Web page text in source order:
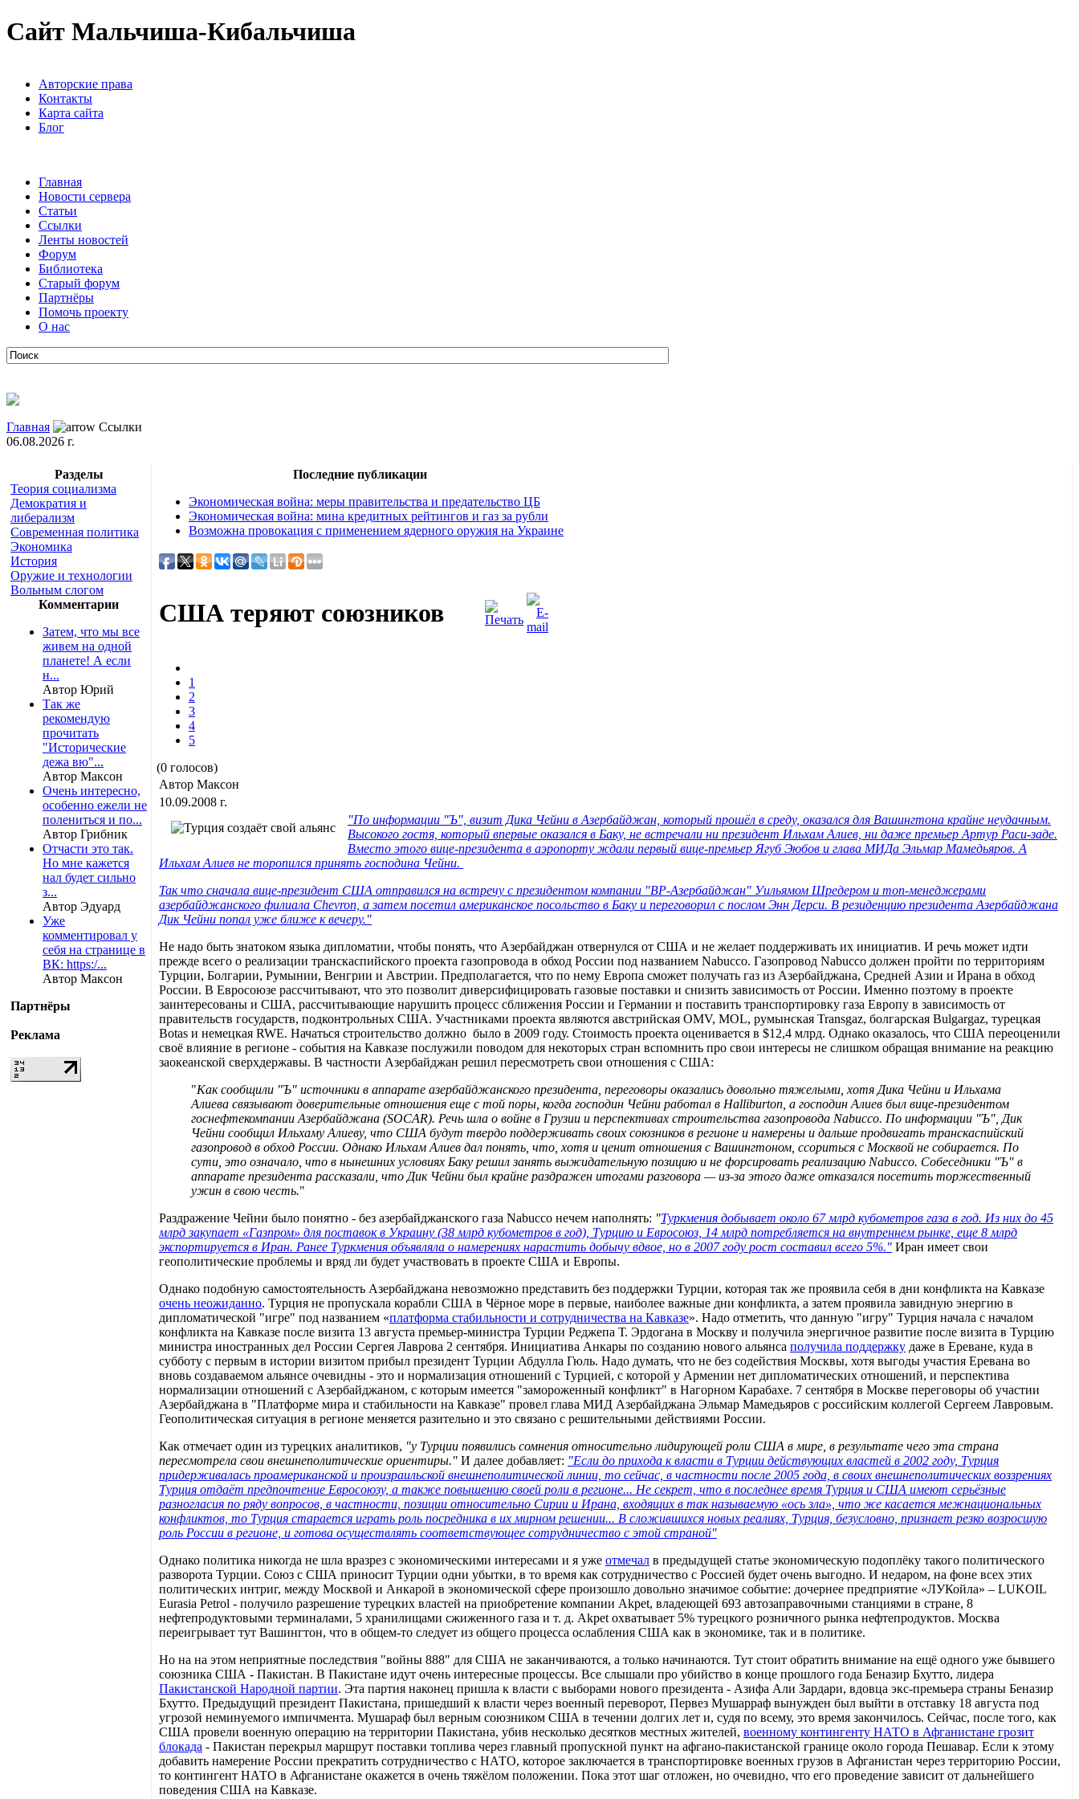
Сайт Мальчиша-Кибальчиша
Авторские права
Контакты
Карта сайта
Блог
Главная
Новости сервера
Статьи
Ссылки
Ленты новостей
Форум
Библиотека
Старый форум
Партнёры
Помочь проекту
О нас
Главная
Ссылки
06.08.2026 г.
Разделы
Теория социализма
Демократия и
либерализм
Современная политика
Экономика
История
Оружие и технологии
Вольным слогом
Комментарии
Затем, что мы все
живем на одной
планете! А если
н...
Автор Юрий
Так же
рекомендую
прочитать
"Исторические
дежа вю"...
Автор Максон
Очень интересно,
особенно ежели не
полениться и по...
Автор Грибник
Отчасти это так.
Но мне кажется
нал будет сильно
з...
Автор Эдуард
Уже
комментировал у
себя на странице в
ВК: https:/...
Автор Максон
Партнёры
Реклама
Последние публикации
Экономическая война: меры правительства и предательство ЦБ
Экономическая война: мина кредитных рейтингов и газ за рубли
Возможна провокация с применением ядерного оружия на Украине
США теряют союзников
1
2
3
4
5
(0 голосов)
Автор Максон
10.09.2008 г.
"По информации "Ъ", визит Дика Чейни в Азербайджан, который прошёл в среду, оказался для Вашингтона крайне неудачным.
Высокого гостя, который впервые оказался в Баку, не встречали ни президент Ильхам Алиев, ни даже премьер Артур Раси-заде.
Вместо этого вице-президента в аэропорту ждали первый вице-премьер Ягуб Эюбов и глава МИДа Эльмар Мамедьяров. А
Ильхам Алиев не торопился принять господина Чейни.
Так что сначала вице-президент США отправился на встречу с президентом компании "BP-Азербайджан" Уильямом Шредером и топ-менеджерами
азербайджанского филиала Chevron, а затем посетил американское посольство в Баку и переговорил с послом Энн Дерси. В резиденцию президента Азербайджана
Дик Чейни попал уже ближе к вечеру."
Не надо быть знатоком языка дипломатии, чтобы понять, что Азербайджан отвернулся от США и не желает поддерживать их инициатив. И речь может идти
прежде всего о реализации транскаспийского проекта газопровода в обход России под названием Nabucco. Газопровод Nabucco должен пройти по территориям
Турции, Болгарии, Румынии, Венгрии и Австрии. Предполагается, что по нему Европа сможет получать газ из Азербайджана, Средней Азии и Ирана в обход
России. В Евросоюзе рассчитывают, что это позволит диверсифицировать газовые поставки и снизить зависимость от России. Именно поэтому в проекте
заинтересованы и США, рассчитывающие нарушить процесс сближения России и Германии и поставить транспортировку газа Европу в зависимость от
правительств государств, подконтрольных США. Участниками проекта являются австрийская OMV, MOL, румынская Transgaz, болгарская Bulgargaz, турецкая
Botas и немецкая RWE. Начаться строительство должно было в 2009 году. Стоимость проекта оценивается в $12,4 млрд. Однако оказалось, что США переоценили
своё влияние в регионе - события на Кавказе послужили поводом для некоторых стран вспомнить про свои интересы не слишком обращая внимание на реакцию
заокеанской сверхдержавы. В частности Азербайджан решил пересмотреть свои отношения с США:
"Как сообщили "Ъ" источники в аппарате азербайджанского президента, переговоры оказались довольно тяжелыми, хотя Дика Чейни и Ильхама
Алиева связывают доверительные отношения еще с той поры, когда господин Чейни работал в Halliburton, а господин Алиев был вице-президентом
госнефтекомпании Азербайджана (SOCAR). Речь шла о войне в Грузии и перспективах строительства газопровода Nabucco. По информации "Ъ", Дик
Чейни сообщил Ильхаму Алиеву, что США будут твердо поддерживать своих союзников в регионе и намерены и дальше продвигать транскаспийский
газопровод в обход России. Однако Ильхам Алиев дал понять, что, хотя и ценит отношения с Вашингтоном, ссориться с Москвой не собирается. По
сути, это означало, что в нынешних условиях Баку решил занять выжидательную позицию и не форсировать реализацию Nabucco. Собеседники "Ъ" в
аппарате президента рассказали, что Дик Чейни был крайне раздражен итогами разговора — из-за этого даже отказался посетить торжественный
ужин в свою честь."
Раздражение Чейни было понятно - без азербайджанского газа Nabucco нечем наполнять: "Туркмения добывает около 67 млрд кубометров газа в год. Из них до 45
млрд закупает «Газпром» для поставок в Украину (38 млрд кубометров в год), Турцию и Евросоюз, 14 млрд потребляется на внутреннем рынке, еще 8 млрд
экспортируется в Иран. Ранее Туркмения объявляла о намерениях нарастить добычу вдвое, но в 2007 году рост составил всего 5%." Иран имеет свои
геополитические проблемы и вряд ли будет участвовать в проекте США и Европы.
Однако подобную самостоятельность Азербайджана невозможно представить без поддержки Турции, которая так же проявила себя в дни конфликта на Кавказе
очень неожиданно. Турция не пропускала корабли США в Чёрное море в первые, наиболее важные дни конфликта, а затем проявила завидную энергию в
дипломатической "игре" под названием «платформа стабильности и сотрудничества на Кавказе». Надо отметить, что данную "игру" Турция начала с началом
конфликта на Кавказе после визита 13 августа премьер-министра Турции Реджепа Т. Эрдогана в Москву и получила энергичное развитие после визита в Турцию
министра иностранных дел России Сергея Лаврова 2 сентября. Инициатива Анкары по созданию нового альянса получила поддержку даже в Ереване, куда в
субботу с первым в истории визитом прибыл президент Турции Абдулла Гюль. Надо думать, что не без содействия Москвы, хотя выгоды участия Еревана во
вновь создаваемом альянсе очевидны - это и нормализация отношений с Турцией, с которой у Армении нет дипломатических отношений, и перспектива
нормализации отношений с Азербайджаном, с которым имеется "замороженный конфликт" в Нагорном Карабахе. 7 сентября в Москве переговоры об участии
Азербайджана в "Платформе мира и стабильности на Кавказе" провел глава МИД Азербайджана Эльмар Мамедьяров с российским коллегой Сергеем Лавровым.
Геополитическая ситуация в регионе меняется разительно и это связано с решительными действиями России.
Как отмечает один из турецких аналитиков, "у Турции появились сомнения относительно лидирующей роли США в мире, в результате чего эта страна
пересмотрела свои внешнеполитические ориентиры." И далее добавляет: "Если до прихода к власти в Турции действующих властей в 2002 году, Турция
придерживалась проамериканской и произраильской внешнеполитической линии, то сейчас, в частности после 2005 года, в своих внешнеполитических воззрениях
Турция отдаёт предпочтение Евросоюзу, а также повышению своей роли в регионе... Не секрет, что в последнее время Турция и США имеют серьёзные
разногласия по ряду вопросов, в частности, позиции относительно Сирии и Ирана, входящих в так называемую «ось зла», что же касается межнациональных
конфликтов, то Турция старается играть роль посредника в их мирном решении... В сложившихся новых реалиях, Турция, безусловно, признает резко возросшую
роль России в регионе, и готова осуществлять соответствующее сотрудничество с этой страной"
Однако политика никогда не шла вразрез с экономическими интересами и я уже отмечал в предыдущей статье экономическую подоплёку такого политического
разворота Турции. Союз с США приносит Турции одни убытки, в то время как сотрудничество с Россией будет очень выгодно. И недаром, на фоне всех этих
политических интриг, между Москвой и Анкарой в экономической сфере произошло довольно значимое событие: дочернее предприятие «ЛУКойла» – LUKOIL
Eurasia Petrol - получило разрешение турецких властей на приобретение компании Akpet, владеющей 693 автозаправочными станциями в стране, 8
нефтепродуктовыми терминалами, 5 хранилищами сжиженного газа и т. д. Akpet охватывает 5% турецкого розничного рынка нефтепродуктов. Москва
переигрывает тут Вашингтон, что в общем-то следует из общего процесса ослабления США как в экономике, так и в политике.
Но на на этом неприятные последствия "войны 888" для США не заканчиваются, а только начинаются. Тут стоит обратить внимание на ещё одного уже бывшего
союзника США - Пакистан. В Пакистане идут очень интересные процессы. Все слышали про убийство в конце прошлого года Беназир Бхутто, лидера
Пакистанской Народной партии. Эта партия наконец пришла к власти с выборами нового президента - Азифа Али Зардари, вдовца экс-премьера страны Беназир
Бхутто. Предыдущий президент Пакистана, пришедший к власти через военный переворот, Первез Мушарраф вынужден был выйти в отставку 18 августа под
угрозой неминуемого импичмента. Мушараф был верным союзником США в течении долгих лет и, судя по всему, это время закончилось. Сейчас, после того, как
США провели военную операцию на территории Пакистана, убив несколько десятков местных жителей, военному контингенту НАТО в Афганистане грозит
блокада - Пакистан перекрыл маршрут поставки топлива через главный пропускной пункт на афгано-пакистанской границе около города Пешавар. Если к этому
добавить намерение России прекратить сотрудничество с НАТО, которое заключается в транспортировке военных грузов в Афганистан через территорию России,
то контингент НАТО в Афганистане окажется в очень тяжёлом положении. Пока этот шаг отложен, но очевидно, что его проведение зависит от дальнейшего
поведения США на Кавказе.